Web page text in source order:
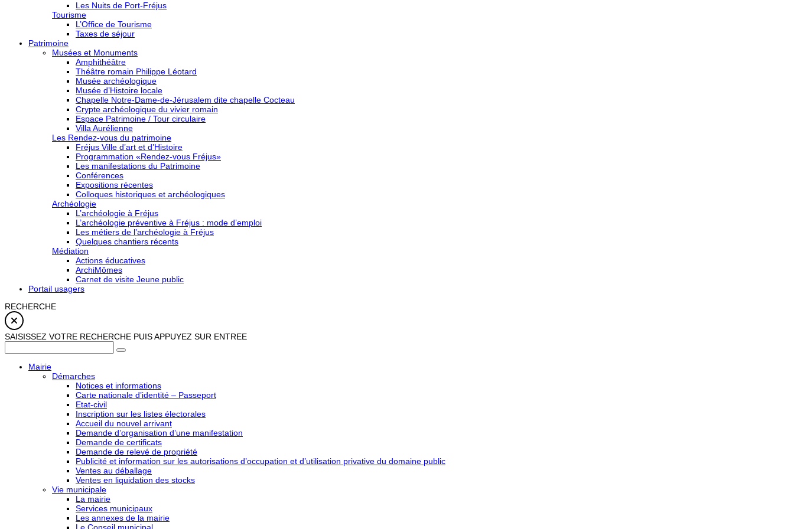
Les Nuits de Port-Fréjus
Tourisme
L’Office de Tourisme
Taxes de séjour
Patrimoine
Musées et Monuments
Amphithéâtre
Théâtre romain Philippe Léotard
Musée archéologique
Musée d’Histoire locale
Chapelle Notre-Dame-de-Jérusalem dite chapelle Cocteau
Crypte archéologique du vivier romain
Espace Patrimoine / Tour circulaire
Villa Aurélienne
Les Rendez-vous du patrimoine
Fréjus Ville d’art et d’Histoire
Programmation «Rendez-vous Fréjus»
Les manifestations du Patrimoine
Conférences
Expositions récentes
Colloques historiques et archéologiques
Archéologie
L’archéologie à Fréjus
L’archéologie préventive à Fréjus : mode d’emploi
Les métiers de l’archéologie à Fréjus
Quelques chantiers récents
Médiation
Actions éducatives
ArchiMômes
Carnet de visite Jeune public
Portail usagers
RECHERCHE
SAISISSEZ VOTRE RECHERCHE PUIS APPUYEZ SUR ENTREE
Mairie
Démarches
Notices et informations
Carte nationale d’identité – Passeport
Etat-civil
Inscription sur les listes électorales
Accueil du nouvel arrivant
Demande d’organisation d’une manifestation
Demande de certificats
Demande de relevé de propriété
Publicité et information sur les autorisations d’occupation et d’utilisation privative du domaine public
Ventes au déballage
Ventes en liquidation des stocks
Vie municipale
La mairie
Services municipaux
Les annexes de la mairie